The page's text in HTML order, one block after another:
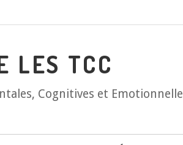
LES TCC
Cognitives et